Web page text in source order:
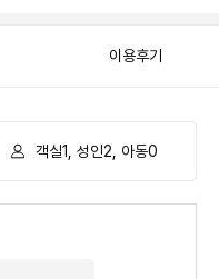
이용후기
객실1, 성인2, 아동0